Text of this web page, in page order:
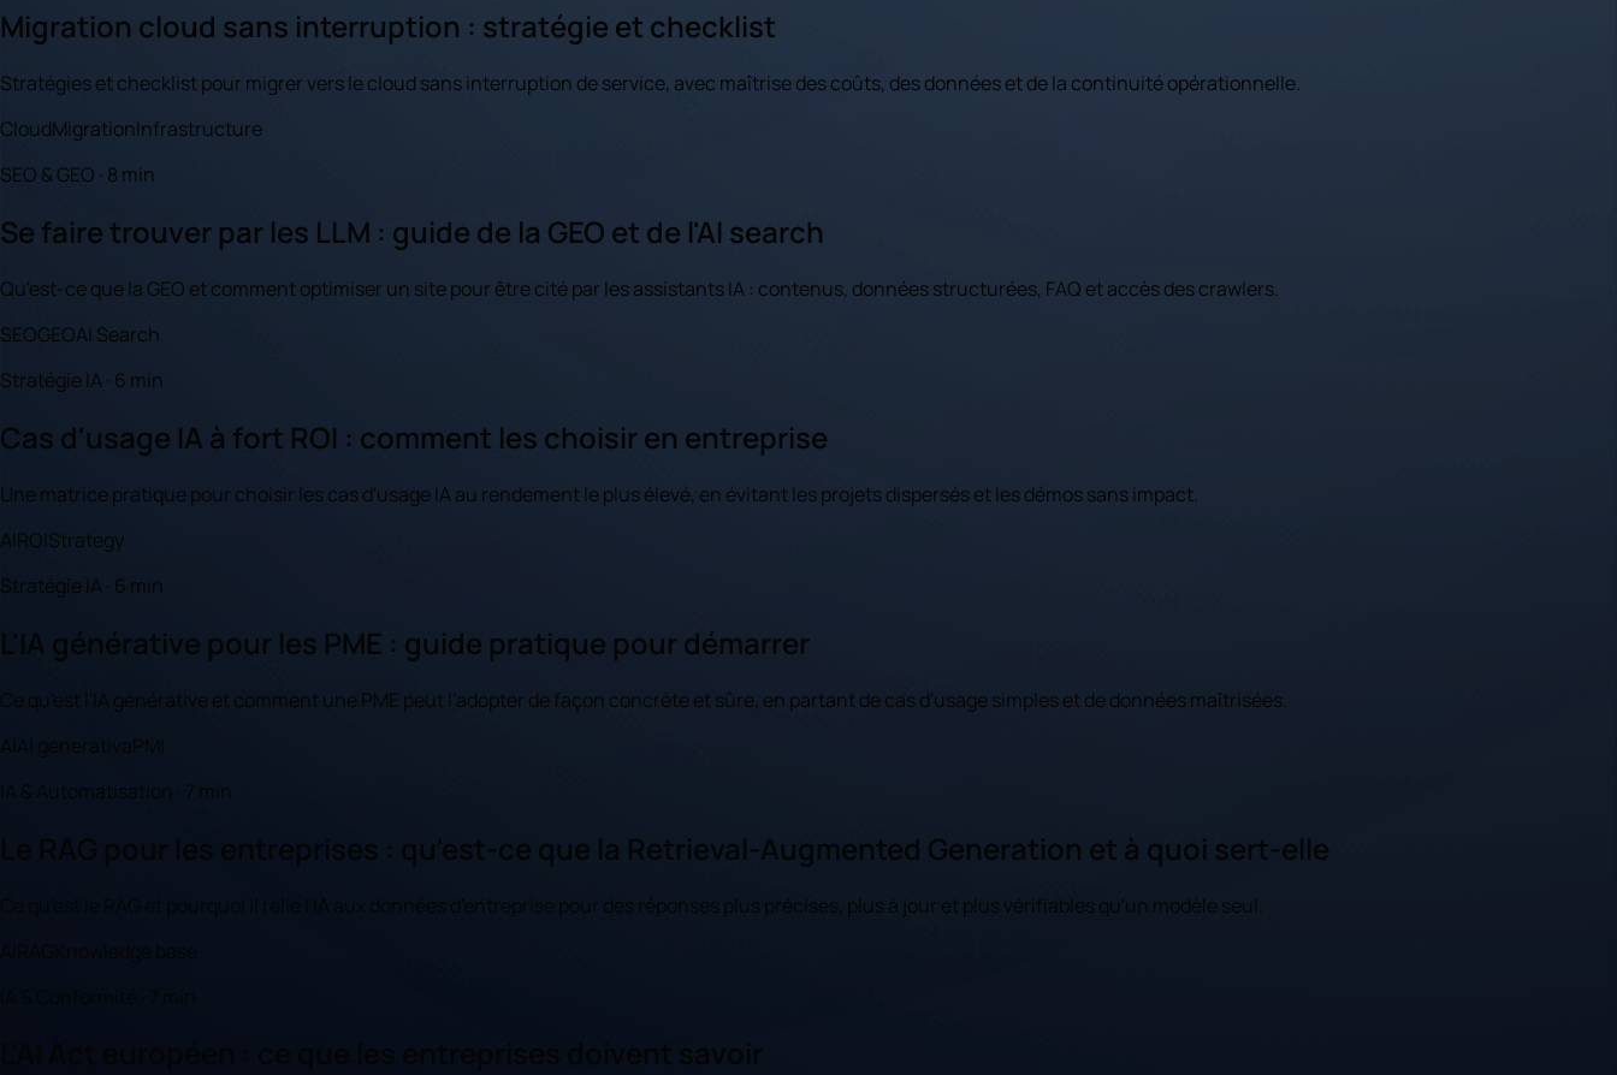
Migration cloud sans interruption : stratégie et checklist
Stratégies et checklist pour migrer vers le cloud sans interruption de service, avec maîtrise des coûts, des données et de la continuité opérationnelle.
CloudMigrationInfrastructure
SEO & GEO · 8 min
Se faire trouver par les LLM : guide de la GEO et de l'AI search
Qu'est-ce que la GEO et comment optimiser un site pour être cité par les assistants IA : contenus, données structurées, FAQ et accès des crawlers.
SEOGEOAI Search
Stratégie IA · 6 min
Cas d'usage IA à fort ROI : comment les choisir en entreprise
Une matrice pratique pour choisir les cas d'usage IA au rendement le plus élevé, en évitant les projets dispersés et les démos sans impact.
AIROIStrategy
Stratégie IA · 6 min
L'IA générative pour les PME : guide pratique pour démarrer
Ce qu'est l'IA générative et comment une PME peut l'adopter de façon concrète et sûre, en partant de cas d'usage simples et de données maîtrisées.
AI AI generativaPMI
IA & Automatisation · 7 min
Le RAG pour les entreprises : qu'est-ce que la Retrieval-Augmented Generation et à quoi sert-elle
Ce qu'est le RAG et pourquoi il relie l'IA aux données d'entreprise pour des réponses plus précises, plus à jour et plus vérifiables qu'un modèle seul.
L'AI Act européen : ce que les entreprises doivent savoir